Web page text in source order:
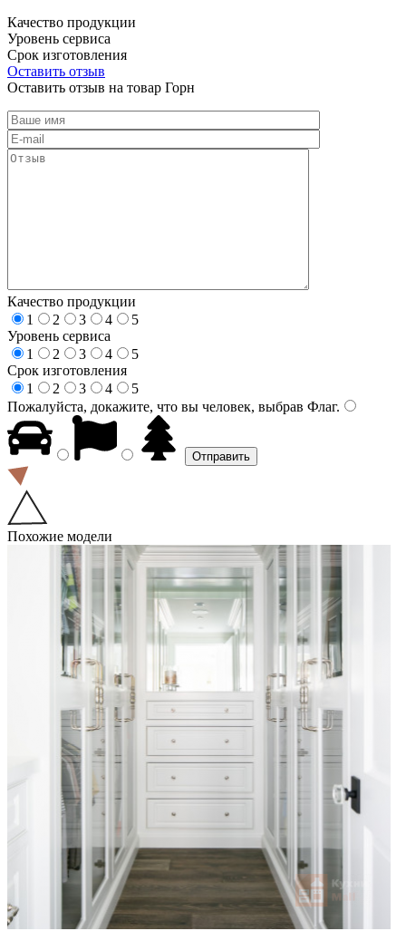
Качество продукции
Уровень сервиса
Срок изготовления
Оставить отзыв
Оставить отзыв на товар Горн
Качество продукции
1
2 3 4
5
Уровень сервиса
1
2 3 4
5
Срок изготовления
1
2 3 4
5
Пожалуйста, докажите, что вы человек, выбрав Флаг.
Похожие модели